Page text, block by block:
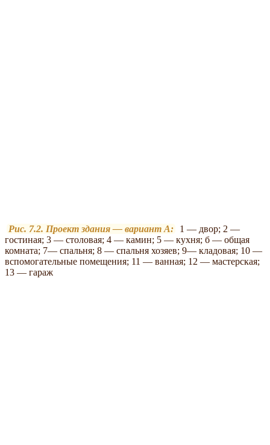
Рис. 7.2. Проект здания — вариант А:
1 — двор; 2 —
гостиная; 3 — столовая; 4 — камин; 5 — кухня; б — общая
комната; 7— спальня; 8 — спальня хозяев; 9— кладовая; 10 —
вспомогательные помещения; 11 — ванная; 12 — мастерская;
13 — гараж